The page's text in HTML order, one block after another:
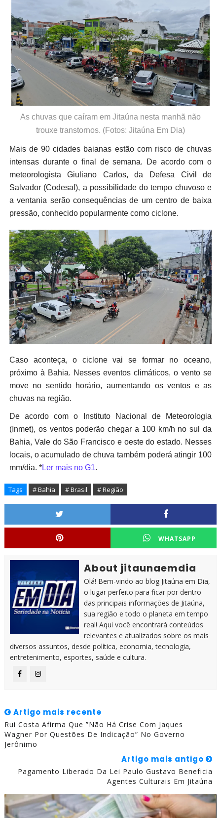
As chuvas que caíram em Jitaúna nesta manhã não
trouxe transtornos. (Fotos: Jitaúna Em Dia)
Mais de 90 cidades baianas estão com risco de chuvas
intensas durante o final de semana. De acordo com o
meteorologista Giuliano Carlos, da Defesa Civil de
Salvador (Codesal), a possibilidade do tempo chuvoso e
a ventania serão consequências de um centro de baixa
pressão, conhecido popularmente como ciclone.
Caso aconteça, o ciclone vai se formar no oceano,
próximo à Bahia. Nesses eventos climáticos, o vento se
move no sentido horário, aumentando os ventos e as
chuvas na região.
De acordo com o Instituto Nacional de Meteorologia
(Inmet), os ventos poderão chegar a 100 km/h no sul da
Bahia, Vale do São Francisco e oeste do estado. Nesses
locais, o acumulado de chuva também poderá atingir 100
mm/dia. *Ler mais no G1.
Tags # Bahia # Brasil # Região
WHATSAPP
About jitaunaemdia
Olá! Bem-vindo ao blog Jitaúna em Dia,
o lugar perfeito para ficar por dentro
das principais informações de Jitaúna,
sua região e todo o planeta em tempo
real! Aqui você encontrará conteúdos
relevantes e atualizados sobre os mais
diversos assuntos, desde política, economia, tecnologia,
entretenimento, esportes, saúde e cultura.
Artigo mais recente
Rui Costa Afirma Que ”não Há Crise Com Jaques
Wagner Por Questões De Indicação” No Governo
Jerônimo
Artigo mais antigo
Pagamento Liberado Da Lei Paulo Gustavo Beneficia
Agentes Culturais Em Jitaúna